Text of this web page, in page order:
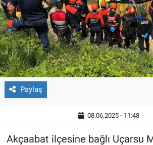
Paylaş
08.06.2025 - 11:48
Akçaabat ilçesine bağlı Uçarsu